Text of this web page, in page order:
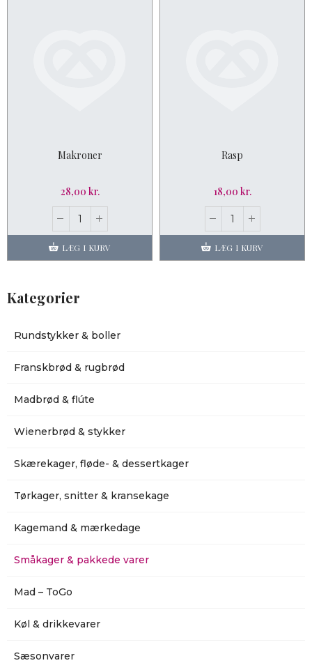
Makroner
28,00 kr.
LÆG I KURV
Rasp
18,00 kr.
LÆG I KURV
Kategorier
Rundstykker & boller
Franskbrød & rugbrød
Madbrød & flúte
Wienerbrød & stykker
Skærekager, fløde- & dessertkager
Tørkager, snitter & kransekage
Kagemand & mærkedage
Småkager & pakkede varer
Mad – ToGo
Køl & drikkevarer
Sæsonvarer